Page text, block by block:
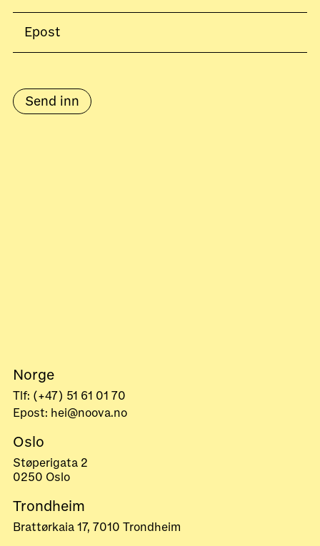
Send inn
Norge
Tlf: (+47) 51 61 01 70
Epost: hei@noova.no
Oslo
Støperigata 2
0250 Oslo
Trondheim
Brattørkaia 17, 7010 Trondheim